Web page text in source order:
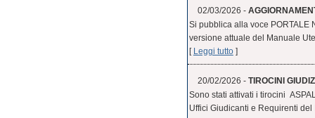
02/03/2026 -
Si pubblica alla voce PORTALE
versione attuale del Manuale
[
Leggi tutto]
20/02/2026 - TIROCINI
Sono stati attivati i tirocini
Uffici Giudicanti e Requirenti